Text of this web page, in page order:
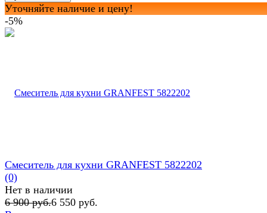
Уточняйте наличие и цену!
-5%
Смеситель для кухни GRANFEST 5822202
(0)
Нет в наличии
6 900 руб.6 550 руб.